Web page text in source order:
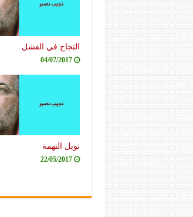
النجاح في الفشل
04/07/2017
نوبل التهمة
22/05/2017